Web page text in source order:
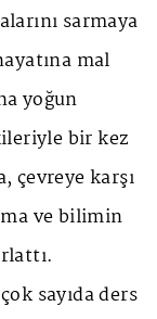
sarmaya
mal
yoğun
bir kez
çevreye karşı
ve bilimin
sayıda ders